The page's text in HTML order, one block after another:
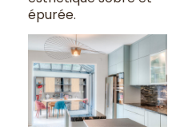
épurée.